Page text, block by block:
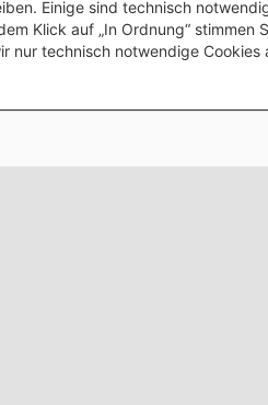
Einige sind technisch
Klick auf „In Ordnung“
nur technisch notwendige Cookies